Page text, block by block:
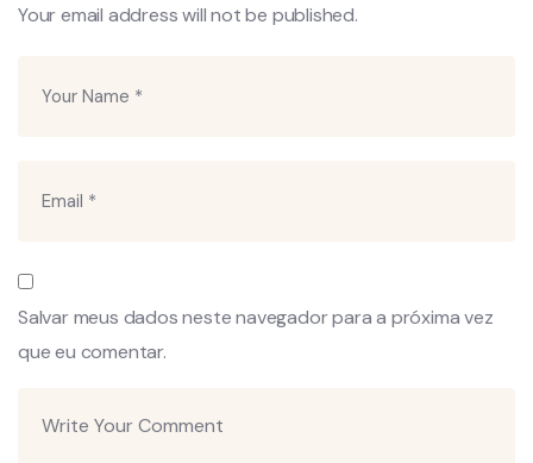
Your email address will not be published.
Salvar meus dados neste navegador para a próxima vez
que eu comentar.